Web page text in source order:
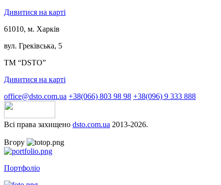
Дивитися на карті
61010, м. Харків
вул. Греківська, 5
ТМ “DSTO”
Дивитися на карті
office@dsto.com.ua +38(066) 803 98 98 +38(096) 9 333 888
Всі права захищено dsto.com.ua 2013-2026.
Вгору
Портфоліо